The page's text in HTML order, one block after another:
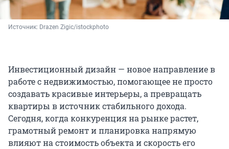
Источник: Drazen Zigic/istockphoto
Инвестиционный дизайн — новое направление в
работе с недвижимостью, помогающее не просто
создавать красивые интерьеры, а превращать
квартиры в источник стабильного дохода.
Сегодня, когда конкуренция на рынке растет,
грамотный ремонт и планировка напрямую
влияют на стоимость объекта и скорость его